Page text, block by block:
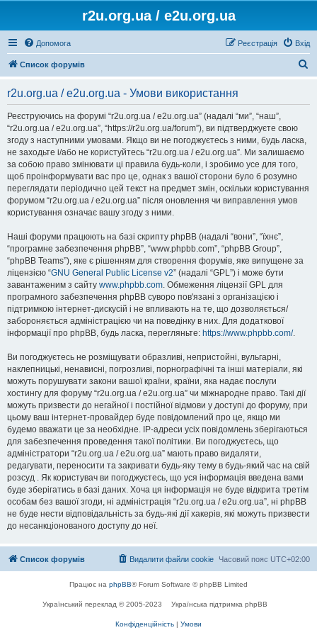
r2u.org.ua / e2u.org.ua
Допомога Вхід
Реєстрація
Список форумів
r2u.org.ua / e2u.org.ua - Умови використання
Реєструючись на форумі “r2u.org.ua / e2u.org.ua” (надалі “ми”, “наш”,
“r2u.org.ua / e2u.org.ua”, “https://r2u.org.ua/forum”), ви підтверджуєте свою
згоду з наступними умовами. Якщо ви не погоджуєтесь з ними, будь ласка,
не заходьте і/або не користуйтесь “r2u.org.ua / e2u.org.ua”. Ми залишаємо
за собою право змінювати ці правила будь-коли, і зробимо усе для того,
щоб проінформувати вас про це, однак з вашої сторони було б розумно
переглядати періодично цей текст на предмет змін, оскільки користування
форумом “r2u.org.ua / e2u.org.ua” після оновлення чи виправлення умов
користування означає вашу згоду з ними.
Наші форуми працюють на базі скрипту phpBB (надалі “вони”, “їхнє”,
“програмне забезпечення phpBB”, “www.phpbb.com”, “phpBB Group”,
“phpBB Teams”), яке є рішенням для створення форумів, яке випущене за
ліцензією “GNU General Public License v2” (надалі “GPL”) і може бути
завантаженим з сайту www.phpbb.com. Обмеження ліцензії GPL для
програмного забезпечення phpBB суворо пов'язані з організацією і
підтримкою інтернет-дискусій і не впливають на те, що дозволяється/
забороняється адміністрацією чи на поведінку в них. Для додаткової
інформації про phpBB, будь ласка, перегляньте: https://www.phpbb.com/.
Ви погоджуєтесь не розміщувати образливі, непристойні, вульгарні,
наклепницькі, ненависні, погрозливі, порнографічні та інші матеріали, які
можуть порушувати закони вашої країни, країни, яка надає послуги
хостингу для форуму “r2u.org.ua / e2u.org.ua” чи міжнародне право. Такі дії
можуть призвести до негайної і постійної відмови у доступі до форуму, при
цьому ваш інтернет-провайдер буде повідомлений про це, якщо ми
будемо вважати це за необхідне. IP-адреси усіх повідомлень зберігаються
для забезпечення проведення такої політики. Ви погоджуєтесь, що
адміністратори “r2u.org.ua / e2u.org.ua” мають право видаляти,
редагувати, переносити та закривати будь-яку тему в будь-який час на свій
розсуд . Як користувач ви погоджуєтесь, що уся інформація введена вами
буде зберігатись в базі даних. Хоча ця інформація не буде відкрита третім
особам без вашої згоди, ні адміністрація “r2u.org.ua / e2u.org.ua”, ні phpBB
не буде нести відповідальність за будь-які дії хакерів, які можуть призвести
до несанкціонованого доступу до неї.
Список форумів Часовий пояс UTC+02:00
Видалити файли cookie
Працює на phpBB® Forum Software © phpBB Limited
Український переклад © 2005-2023 Українська підтримка phpBB
Конфіденційність | Умови